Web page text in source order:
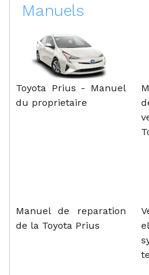
Manuels
Toyota Prius - Manuel
du proprietaire
Manuel de reparation
de la Toyota Prius